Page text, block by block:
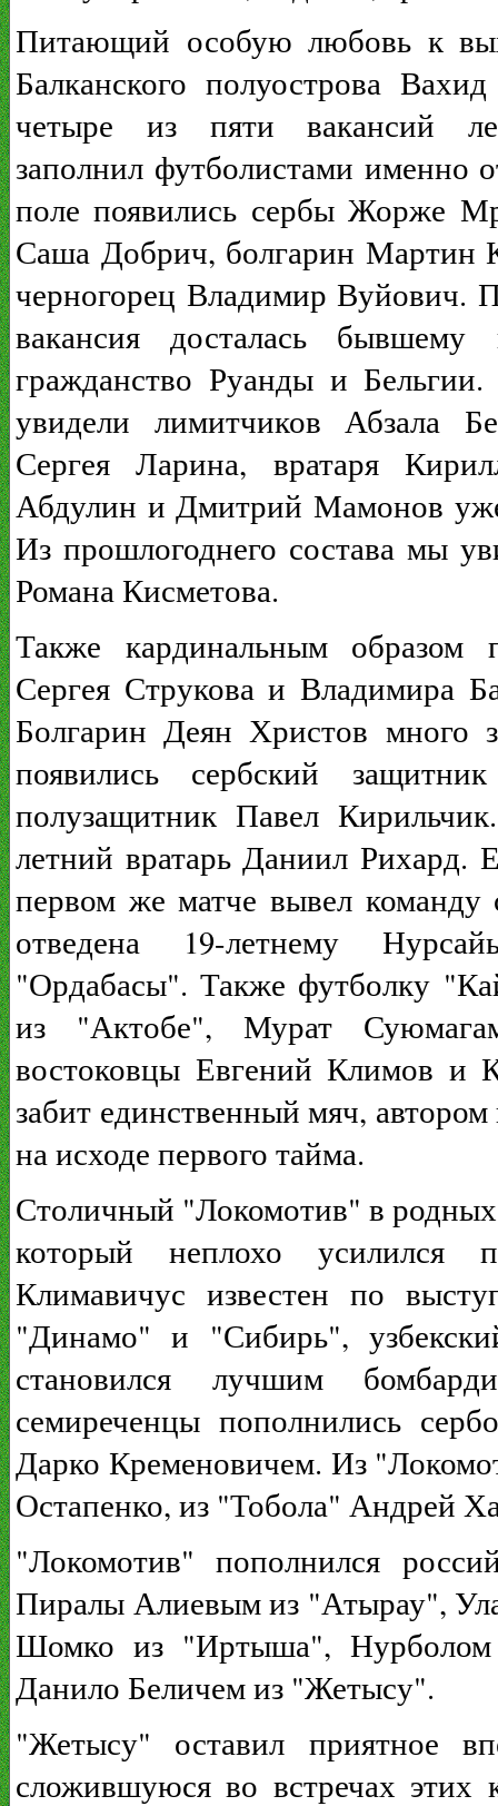
Питающий особую любовь к
Балканского полуострова
четыре из пяти вакансий
заполнил футболистами именно
поле появились сербы Жорже
Саша Добрич, болгарин Мартин
черногорец Владимир Вуйович.
вакансия досталась
гражданство Руанды и
увидели лимитчиков Абзала
Сергея Ларина, вратаря
Абдулин и Дмитрий Мамонов
Из прошлогоднего состава мы
Романа Кисметова.
Также кардинальным образом
Сергея Струкова и Владимира
Болгарин Деян Христов много
появились сербский
полузащитник Павел
летний вратарь Даниил Рихард.
первом же матче вывел команду
отведена 19-летнему
"Ордабасы". Также футболку
из "Актобе", Мурат
востоковцы Евгений Климов и
забит единственный мяч,
на исходе первого тайма.
Столичный "Локомотив" в
который неплохо усилился
Климавичус известен по
"Динамо" и "Сибирь",
становился лучшим
семиреченцы пополнились
Дарко Кременовичем. Из
Остапенко, из "Тобола" Андрей
"Локомотив" пополнился
Пиралы Алиевым из "Атырау",
Шомко из "Иртыша", Нурболом
Данило Беличем из "Жетысу".
"Жетысу" оставил приятное
сложившуюся во встречах этих